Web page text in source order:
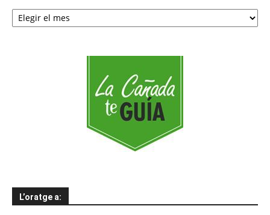
Notícies
per
L’oratge a: